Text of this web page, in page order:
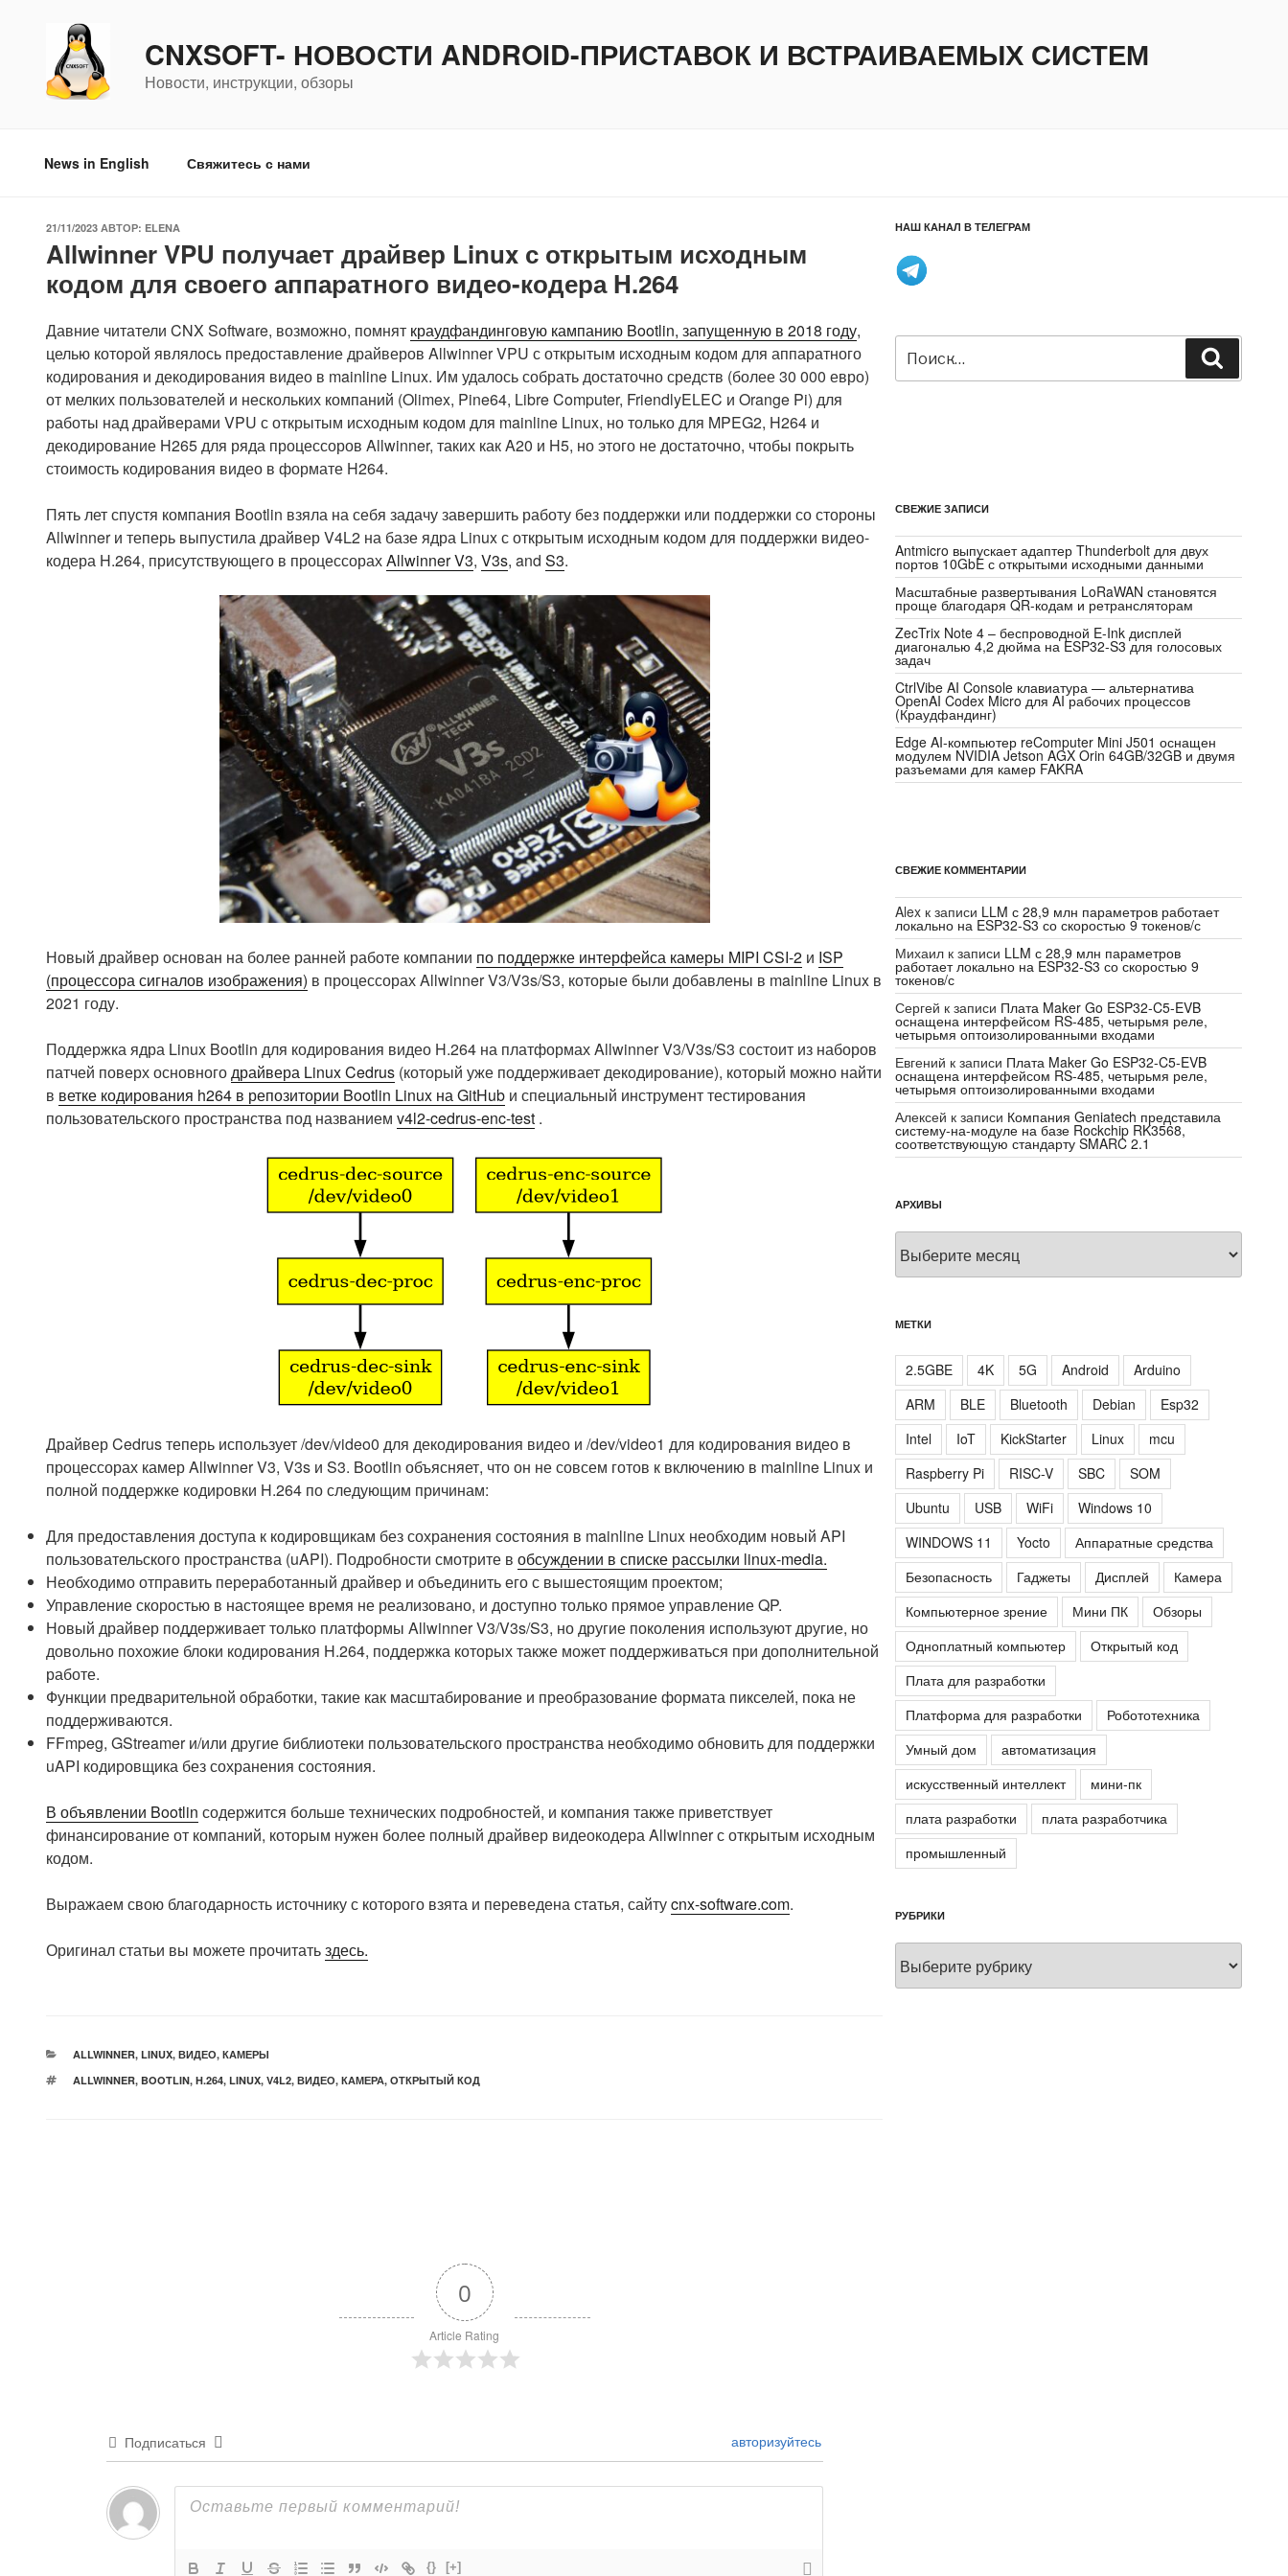
содержимому
CNXSOFT- НОВОСТИ ANDROID-ПРИСТАВОК И ВСТРАИВАЕМЫХ СИСТЕМ
Новости, инструкции, обзоры
News in English Свяжитесь с нами
ОПУБЛИКОВАНО
21/11/2023 АВТОР: ELENA
Allwinner VPU получает драйвер Linux с открытым исходным
кодом для своего аппаратного видео-кодера H.264
Давние читатели CNX Software, возможно, помнят краудфандинговую кампанию Bootlin, запущенную в 2018 году,
целью которой являлось предоставление драйверов Allwinner VPU с открытым исходным кодом для аппаратного
кодирования и декодирования видео в mainline Linux. Им удалось собрать достаточно средств (более 30 000 евро)
от мелких пользователей и нескольких компаний (Olimex, Pine64, Libre Computer, FriendlyELEC и Orange Pi) для
работы над драйверами VPU с открытым исходным кодом для mainline Linux, но только для MPEG2, H264 и
декодирование H265 для ряда процессоров Allwinner, таких как A20 и H5, но этого не достаточно, чтобы покрыть
стоимость кодирования видео в формате H264.
Пять лет спустя компания Bootlin взяла на себя задачу завершить работу без поддержки или поддержки со стороны
Allwinner и теперь выпустила драйвер V4L2 на базе ядра Linux с открытым исходным кодом для поддержки видео-
кодера H.264, присутствующего в процессорахAllwinner V3, V3s, and S3.
Новый драйвер основан на более ранней работе компании по поддержке интерфейса камеры MIPI CSI-2 и ISP
(процессора сигналов изображения) в процессорах Allwinner V3/V3s/S3, которые были добавлены в mainline Linux в
2021 году.
Поддержка ядра Linux Bootlin для кодирования видео H.264 на платформах Allwinner V3/V3s/S3 состоит из наборов
патчей поверх основногодрайвера Linux Cedrus (который уже поддерживает декодирование), который можно найти
в ветке кодирования h264 в репозитории Bootlin Linux на GitHub и специальный инструмент тестирования
пользовательского пространства под названием v4l2-cedrus-enc-test .
Драйвер Cedrus теперь использует /dev/video0 для декодирования видео и /dev/video1 для кодирования видео в
процессорах камер Allwinner V3, V3s и S3. Bootlin объясняет, что он не совсем готов к включению в mainline Linux и
полной поддержке кодировки H.264 по следующим причинам:
Для предоставления доступа к кодировщикам без сохранения состояния в mainline Linux необходим новый API
пользовательского пространства (uAPI). Подробности смотрите в обсуждении в списке рассылки linux-media.
Необходимо отправить переработанный драйвер и объединить его с вышестоящим проектом;
Управление скоростью в настоящее время не реализовано, и доступно только прямое управление QP.
Новый драйвер поддерживает только платформы Allwinner V3/V3s/S3, но другие поколения используют другие, но
довольно похожие блоки кодирования H.264, поддержка которых также может поддерживаться при дополнительной
работе.
Функции предварительной обработки, такие как масштабирование и преобразование формата пикселей, пока не
поддерживаются.
FFmpeg, GStreamer и/или другие библиотеки пользовательского пространства необходимо обновить для поддержки
uAPI кодировщика без сохранения состояния.
В объявлении Bootlin содержится больше технических подробностей, и компания также приветствует
финансирование от компаний, которым нужен более полный драйвер видеокодера Allwinner с открытым исходным
кодом.
Выражаем свою благодарность источнику с которого взята и переведена статья, сайтуcnx-software.com.
Оригинал статьи вы можете прочитатьздесь.
РУБРИКИ
ALLWINNER, LINUX, ВИДЕО, КАМЕРЫ
МЕТКИ
ALLWINNER, BOOTLIN, H.264, LINUX, V4L2, ВИДЕО, КАМЕРА, ОТКРЫТЫЙ КОД
0
Article Rating
Подписаться авторизуйтесь
{} [+]
НАШ КАНАЛ В ТЕЛЕГРАМ
Искать:
СВЕЖИЕ ЗАПИСИ
Antmicro выпускает адаптер Thunderbolt для двух
портов 10GbE с открытыми исходными данными
Масштабные развертывания LoRaWAN становятся
проще благодаря QR-кодам и ретрансляторам
ZecTrix Note 4 – беспроводной E-Ink дисплей
диагональю 4,2 дюйма на ESP32-S3 для голосовых
задач
CtrlVibe AI Console клавиатура — альтернатива
OpenAI Codex Micro для AI рабочих процессов
(Краудфандинг)
Edge AI-компьютер reComputer Mini J501 оснащен
модулем NVIDIA Jetson AGX Orin 64GB/32GB и двумя
разъемами для камер FAKRA
СВЕЖИЕ КОММЕНТАРИИ
Alex к записи LLM с 28,9 млн параметров работает
локально на ESP32-S3 со скоростью 9 токенов/с
Михаил к записи LLM с 28,9 млн параметров
работает локально на ESP32-S3 со скоростью 9
токенов/с
Сергей к записи Плата Maker Go ESP32-C5-EVB
оснащена интерфейсом RS-485, четырьмя реле,
четырьмя оптоизолированными входами
Евгений к записи Плата Maker Go ESP32-C5-EVB
оснащена интерфейсом RS-485, четырьмя реле,
четырьмя оптоизолированными входами
Алексей к записи Компания Geniatech представила
систему-на-модуле на базе Rockchip RK3568,
соответствующую стандарту SMARC 2.1
АРХИВЫ
Архивы
МЕТКИ
2.5GBE 4K 5G Android
Arduino
ARM
BLE Bluetooth Debian
Esp32
Intel
IoT KickStarter Linux
mcu
Raspberry Pi
RISC-V SBC
SOM
Ubuntu
USB WiFi
Windows 10
WINDOWS 11
Yocto
Аппаратные средства
Безопасность
Гаджеты Дисплей
Камера
Компьютерное зрение
Мини ПК
Обзоры
Одноплатный компьютер
Открытый код
Плата для разработки
Платформа для разработки
Робототехника
Умный дом
автоматизация
искусственный интеллект
мини-пк
плата разработки
плата разработчика
промышленный
РУБРИКИ
Рубрики